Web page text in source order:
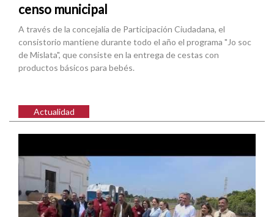
censo municipal
A través de la concejalía de Participación Ciudadana, el
consistorio mantiene durante todo el año el programa "Jo soc
de Mislata", que consiste en la entrega de cestas con
productos básicos para bebés.
Actualidad